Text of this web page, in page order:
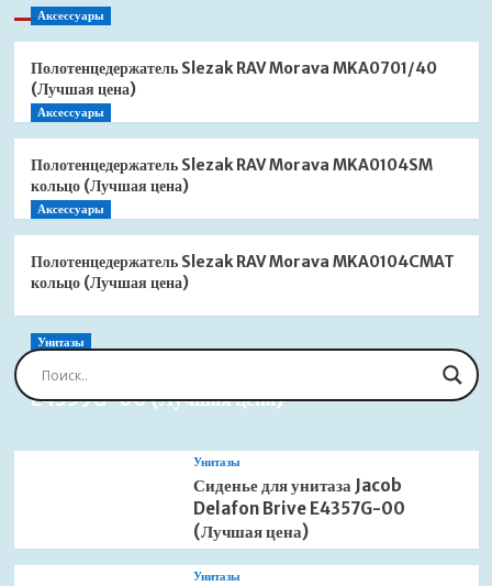
Аксессуары
Полотенцедержатель Slezak RAV Morava MKA0701/40
(Лучшая цена)
Аксессуары
Полотенцедержатель Slezak RAV Morava MKA0104SM
кольцо (Лучшая цена)
Аксессуары
Полотенцедержатель Slezak RAV Morava MKA0104CMAT
кольцо (Лучшая цена)
Унитазы
Сиденье для унитаза Jacob Delafon Brive
E4359G-00 (Лучшая цена)
Унитазы
Сиденье для унитаза Jacob
Delafon Brive E4357G-00
(Лучшая цена)
Унитазы